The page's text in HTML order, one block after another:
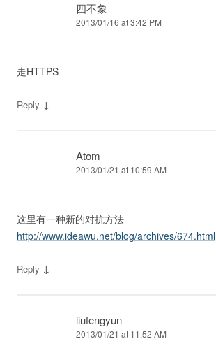
四不象
2013/01/16 at 3:42 PM
走HTTPS
Reply ↓
Atom
2013/01/21 at 10:59 AM
这里有一种新的对抗方法
http://www.ideawu.net/blog/archives/674.html
Reply ↓
liufengyun
2013/01/21 at 11:52 AM